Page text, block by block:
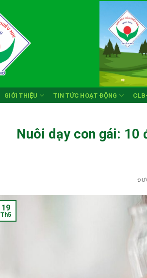
GIỚI THIỆU TIN TỨC HOẠT ĐỘNG
Nuôi dạy con gái: 10
19
Th5